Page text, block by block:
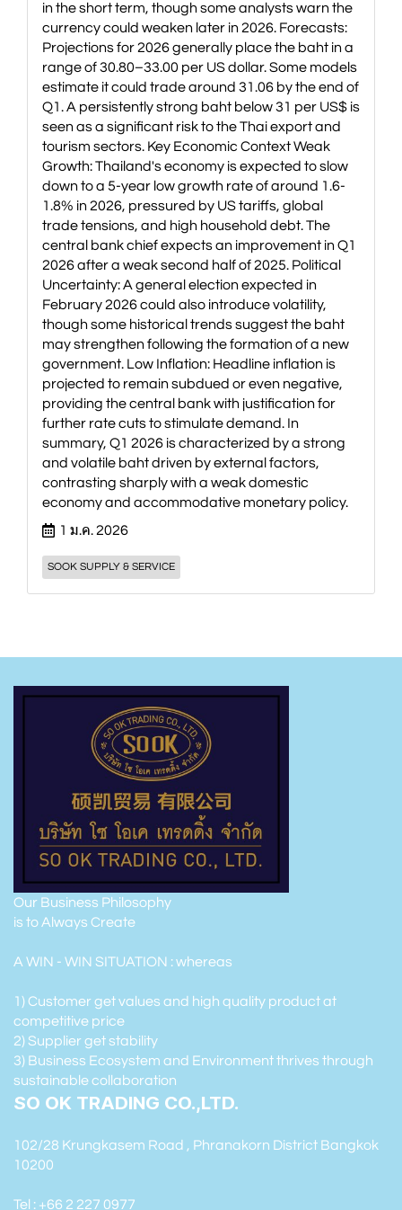
in the short term, though some analysts warn the
currency could weaken later in 2026. Forecasts:
Projections for 2026 generally place the baht in a
range of 30.80–33.00 per US dollar. Some models
estimate it could trade around 31.06 by the end of
Q1. A persistently strong baht below 31 per US$ is
seen as a significant risk to the Thai export and
tourism sectors. Key Economic Context Weak
Growth: Thailand's economy is expected to slow
down to a 5-year low growth rate of around 1.6-
1.8% in 2026, pressured by US tariffs, global
trade tensions, and high household debt. The
central bank chief expects an improvement in Q1
2026 after a weak second half of 2025. Political
Uncertainty: A general election expected in
February 2026 could also introduce volatility,
though some historical trends suggest the baht
may strengthen following the formation of a new
government. Low Inflation: Headline inflation is
projected to remain subdued or even negative,
providing the central bank with justification for
further rate cuts to stimulate demand. In
summary, Q1 2026 is characterized by a strong
and volatile baht driven by external factors,
contrasting sharply with a weak domestic
economy and accommodative monetary policy.
1 ม.ค. 2026
SOOK SUPPLY & SERVICE
Our Business Philosophy
is to Always Create
A WIN - WIN SITUATION : whereas
1) Customer get values and high quality product at
competitive price
2) Supplier get stability
3) Business Ecosystem and Environment thrives through
sustainable collaboration
SO OK TRADING CO.,LTD.
102/28 Krungkasem Road , Phranakorn District Bangkok
10200
Tel : +66 2 227 0977